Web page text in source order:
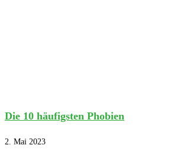
Die 10 häufigsten Phobien
2. Mai 2023